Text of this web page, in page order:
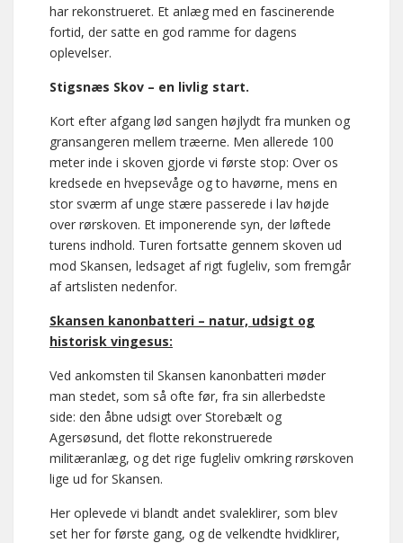
har rekonstrueret. Et anlæg med en fascinerende
fortid, der satte en god ramme for dagens
oplevelser.
Stigsnæs Skov – en livlig start.
Kort efter afgang lød sangen højlydt fra munken og
gransangeren mellem træerne. Men allerede 100
meter inde i skoven gjorde vi første stop: Over os
kredsede en hvepsevåge og to havørne, mens en
stor sværm af unge stære passerede i lav højde
over rørskoven. Et imponerende syn, der løftede
turens indhold. Turen fortsatte gennem skoven ud
mod Skansen, ledsaget af rigt fugleliv, som fremgår
af artslisten nedenfor.
Skansen kanonbatteri – natur, udsigt og
historisk vingesus:
Ved ankomsten til Skansen kanonbatteri møder
man stedet, som så ofte før, fra sin allerbedste
side: den åbne udsigt over Storebælt og
Agersøsund, det flotte rekonstruerede
militæranlæg, og det rige fugleliv omkring rørskoven
lige ud for Skansen.
Her oplevede vi blandt andet svaleklirer, som blev
set her for første gang, og de velkendte hvidklirer,